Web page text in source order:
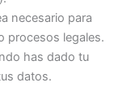
necesario para
procesos legales.
has dado tu
datos.